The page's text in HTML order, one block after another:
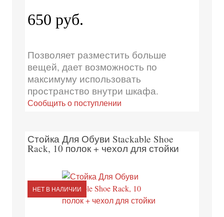
650 руб.
Позволяет разместить больше
вещей, дает возможность по
максимуму использовать
пространство внутри шкафа.
Сообщить о поступлении
Стойка Для Обуви Stackable Shoe
Rack, 10 полок + чехол для стойки
НЕТ В НАЛИЧИИ